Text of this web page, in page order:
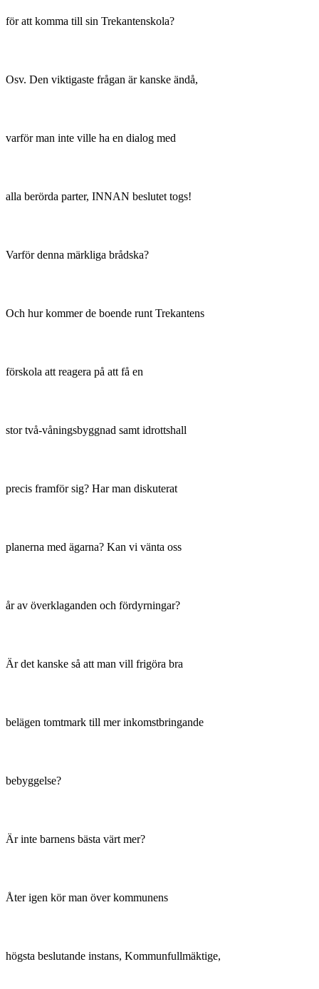
för att komma till sin Trekantenskola?
Osv. Den viktigaste frågan är kanske ändå,
varför man inte ville ha en dialog med
alla berörda parter, INNAN beslutet togs!
Varför denna märkliga brådska?
Och hur kommer de boende runt Trekantens
förskola att reagera på att få en
stor två-våningsbyggnad samt idrottshall
precis framför sig? Har man diskuterat
planerna med ägarna? Kan vi vänta oss
år av överklaganden och fördyrningar?
Är det kanske så att man vill frigöra bra
belägen tomtmark till mer inkomstbringande
bebyggelse?
Är inte barnens bästa värt mer?
Åter igen kör man över kommunens
högsta beslutande instans, Kommunfullmäktige,